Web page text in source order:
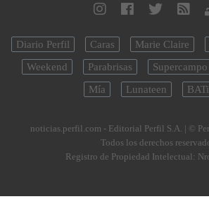
Diario Perfil Caras Marie Claire
Weekend
Parabrisas Supercampo
Mía
Lunateen
noticias.perfil.com - Editorial Perfil S.A. | ©
Todos los derechos
Registro de Propiedad Intelectual: